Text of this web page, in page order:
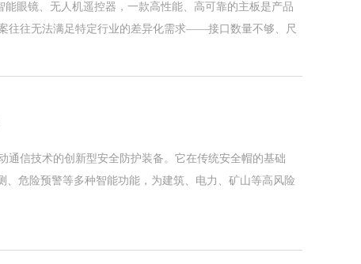
眼镜、无人机遥控器，一款高性能、高可靠的主板是产品
往往无法满足特定行业的差异化需求——接口数量不够、尺
这些问题困扰着众多智能终端厂商。
通信技术的创新型安全防护装备。它在传统安全帽的基础
、危险预警等多种智能功能，为建筑、电力、矿山等高风险